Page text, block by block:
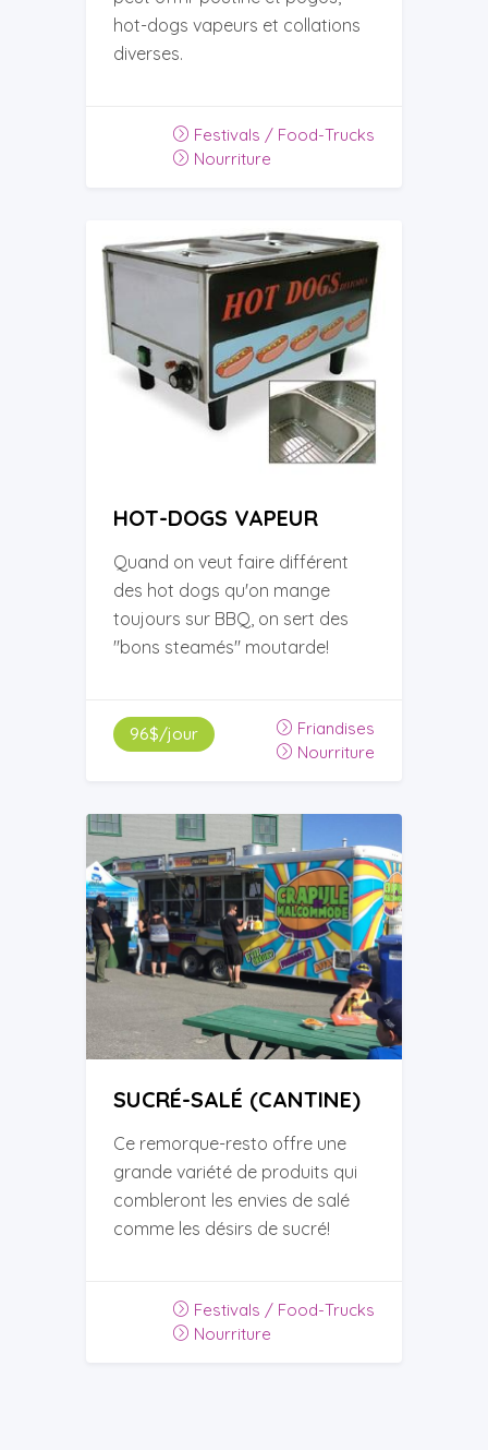
hot-dogs vapeurs et collations
diverses.
Festivals / Food-Trucks
Nourriture
HOT-DOGS VAPEUR
Quand on veut faire différent
des hot dogs qu'on mange
toujours sur BBQ, on sert des
''bons steamés'' moutarde!
96$/jour
Friandises
Nourriture
SUCRÉ-SALÉ (CANTINE)
Ce remorque-resto offre une
grande variété de produits qui
combleront les envies de salé
comme les désirs de sucré!
Festivals / Food-Trucks
Nourriture